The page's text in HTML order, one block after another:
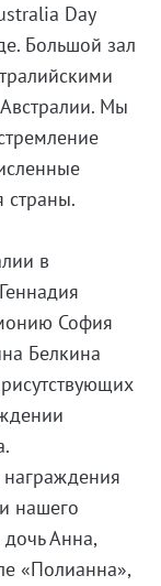
Day
Большой зал
Мы
страны.
в
София
Белкина
нашего
Анна,
«Полианна»,